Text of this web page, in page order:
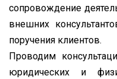
сопровождение
внешних
поручения клиентов.
Проводим
юридических и